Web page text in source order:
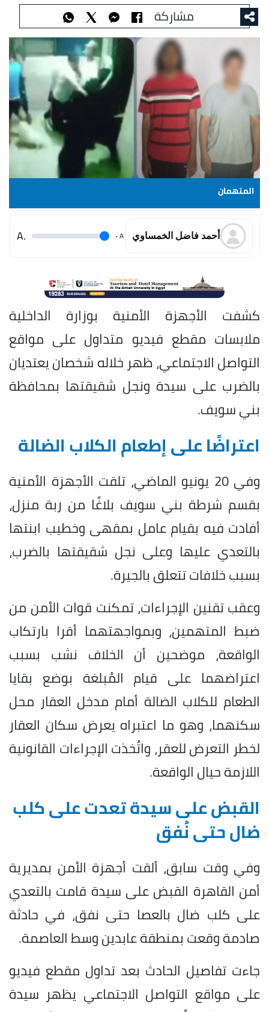
مشاركة
المتهمان
أحمد فاضل الخمساوي A
.
.A
كشفت الأجهزة الأمنية بوزارة الداخلية
ملابسات مقطع فيديو متداول على مواقع
التواصل الاجتماعي، ظهر خلاله شخصان يعتديان
بالضرب على سيدة ونجل شقيقتها بمحافظة
بني سويف.
اعتراضًا على إطعام الكلاب الضالة
وفي 20 يونيو الماضي، تلقت الأجهزة الأمنية
بقسم شرطة بني سويف بلاغًا من ربة منزل،
أفادت فيه بقيام عامل بمقهى وخطيب ابنتها
بالتعدي عليها وعلى نجل شقيقتها بالضرب،
بسبب خلافات تتعلق بالجيرة.
وعقب تقنين الإجراءات، تمكنت قوات الأمن من
ضبط المتهمين، وبمواجهتهما أقرا بارتكاب
الواقعة، موضحين أن الخلاف نشب بسبب
اعتراضهما على قيام المُبلغة بوضع بقايا
الطعام للكلاب الضالة أمام مدخل العقار محل
سكنهما، وهو ما اعتبراه يعرض سكان العقار
لخطر التعرض للعقر، واتُخذت الإجراءات القانونية
اللازمة حيال الواقعة.
القبض على سيدة تعدت على كلب
ضال حتى نُفق
وفي وقت سابق، ألقت أجهزة الأمن بمديرية
أمن القاهرة القبض على سيدة قامت بالتعدي
على كلب ضال بالعصا حتى نفق، في حادثة
صادمة وقعت بمنطقة عابدين وسط العاصمة.
جاءت تفاصيل الحادث بعد تداول مقطع فيديو
على مواقع التواصل الاجتماعي يظهر سيدة